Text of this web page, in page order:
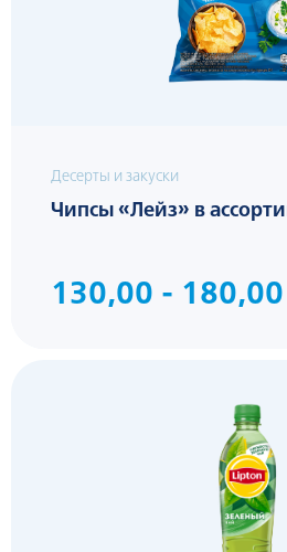
Десерты и закуски
Чипсы «Лейз» в
130,00 -